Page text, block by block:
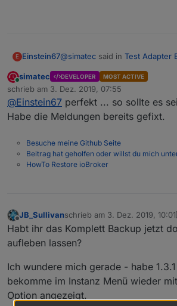
If you believe this
npm
ERR!
permissions of the
npm
the command again as
npm ERR! A complete
E Einstein67@simatec said in Test Adapter
Sind die Objekte für minimal
oder sind die auch noch da?
Ja, die alten Objekte scheinen
Online
simatec DEVELOPER MOST ACTIVE
schrieb am 3. Dez. 2019, 07:55
zuletzt editiert von
@Einstein67 perfekt ... so sollte es
Habe die Meldungen bereits gefixt.
Besuche meine Github Seite
Beitrag hat geholfen oder willst du mich
HowTo Restore ioBroker
Offline
JB_Sullivanschrieb am 3. Dez. 2019, 10:01
zuletzt editiert von
Habt ihr das Komplett Backup jetzt
aufleben lassen?
Ich wundere mich gerade - habe
bekomme im Instanz Menü wieder
Option angezeigt.